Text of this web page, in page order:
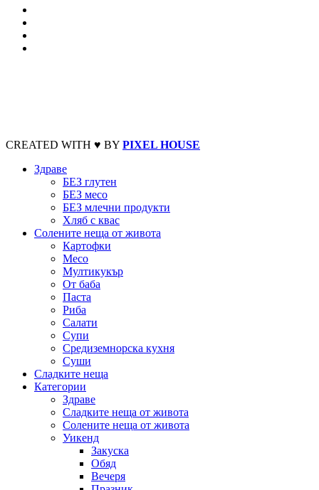
CREATED WITH ♥ BY PIXEL HOUSE
Здраве
БЕЗ глутен
БЕЗ месо
БЕЗ млечни продукти
Хляб с квас
Солените неща от живота
Картофки
Месо
Мултикукър
От баба
Паста
Риба
Салати
Супи
Средиземнорска кухня
Суши
Сладките неща
Категории
Здраве
Сладките неща от живота
Солените неща от живота
Уикенд
Закуска
Обяд
Вечеря